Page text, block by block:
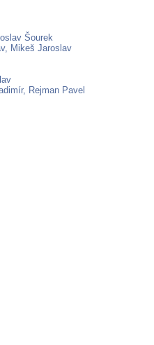
Šourek
Mikeš Jaroslav
Rejman Pavel